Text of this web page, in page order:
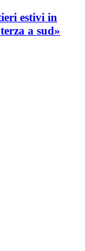
estivi in
a sud»